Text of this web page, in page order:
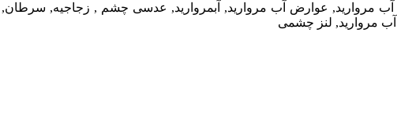
آب مروارید, عوارض آب مروارید, آبمروارید, عدسی چشم , زجاجیه,
آب مروارید, لنز چشمی